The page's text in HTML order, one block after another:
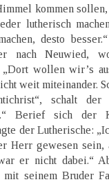
kommen
lutherisch
desto
nach Neuwied,
„Dort wollen wir’s
weit miteinander.
schalt der
Berief sich der
der Lutherische:
Herr gewesen sein,
er nicht dabei.“
mit seinem Bruder